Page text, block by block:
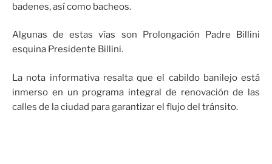
badenes, así como bacheos.
Algunas de estas vías son Prolongación Padre Billini
esquina Presidente Billini.
La nota informativa resalta que el cabildo banilejo está
inmerso en un programa integral de renovación de las
calles de la ciudad para garantizar el flujo del tránsito.